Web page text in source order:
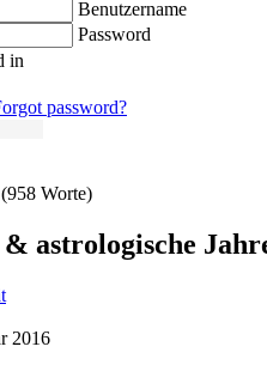
Benutzername
Password
in
password?
(958 Worte)
astrologische
2016